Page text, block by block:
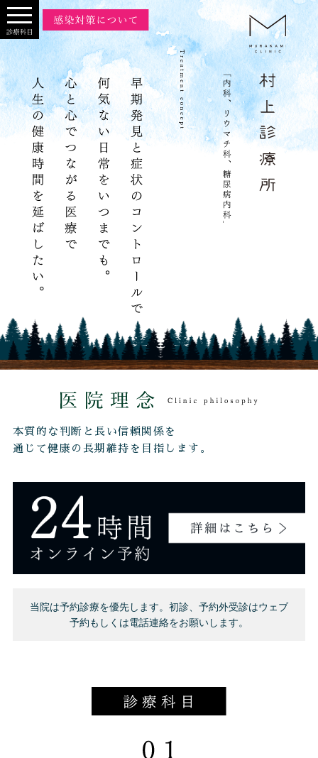
本質的な判断と長い信頼関係を
通じて健康の長期維持を目指します。
当院は予約診療を優先します。初診、予約外受診はウェブ
予約もしくは電話連絡をお願いします。